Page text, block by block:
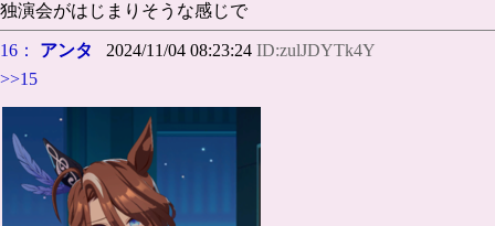
独演会がはじまりそうな感じで
16： アンタ 2024/11/04 08:23:24 ID:zulJDYTk4Y
>>15